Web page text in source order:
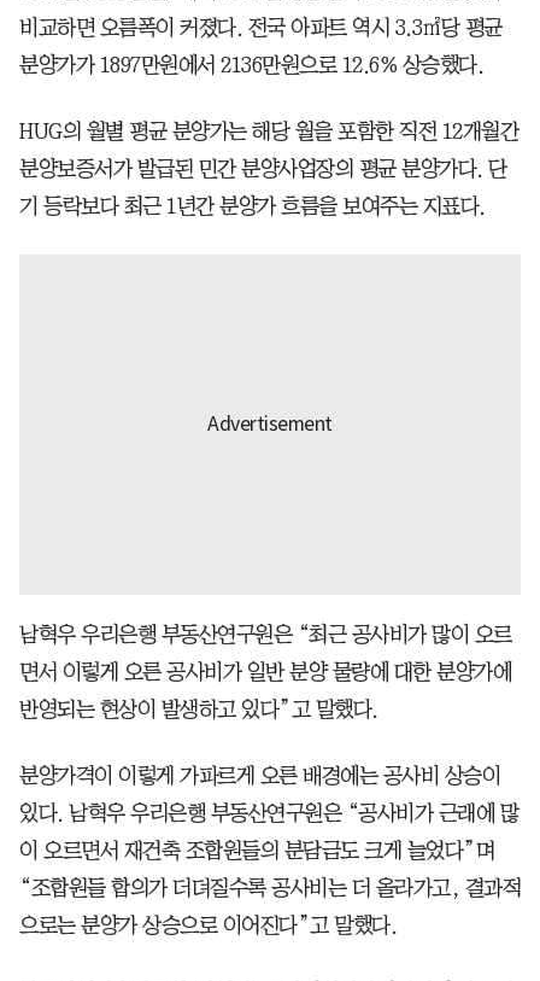
비교하면 오름폭이 커졌다. 전국 아파트 역시 3.3㎡당 평균
분양가가 1897만원에서 2136만원으로 12.6% 상승했다.
HUG의 월별 평균 분양가는 해당 월을 포함한 직전 12개월간
분양보증서가 발급된 민간 분양사업장의 평균 분양가다. 단
기 등락보다 최근 1년간 분양가 흐름을 보여주는 지표다.
남혁우 우리은행 부동산연구원은 “최근 공사비가 많이 오르
면서 이렇게 오른 공사비가 일반 분양 물량에 대한 분양가에
반영되는 현상이 발생하고 있다”고 말했다.
분양가격이 이렇게 가파르게 오른 배경에는 공사비 상승이
있다. 남혁우 우리은행 부동산연구원은 “공사비가 근래에 많
이 오르면서 재건축 조합원들의 분담금도 크게 늘었다”며
“조합원들 합의가 더뎌질수록 공사비는 더 올라가고, 결과적
으로는 분양가 상승으로 이어진다”고 말했다.